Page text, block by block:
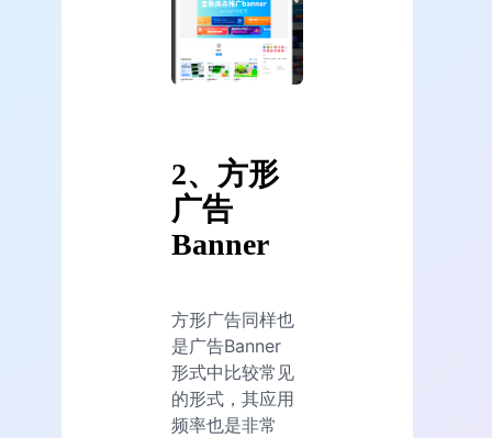
2、方形
广告
Banner
方形广告同样也
是广告Banner
形式中比较常见
的形式，其应用
频率也是非常